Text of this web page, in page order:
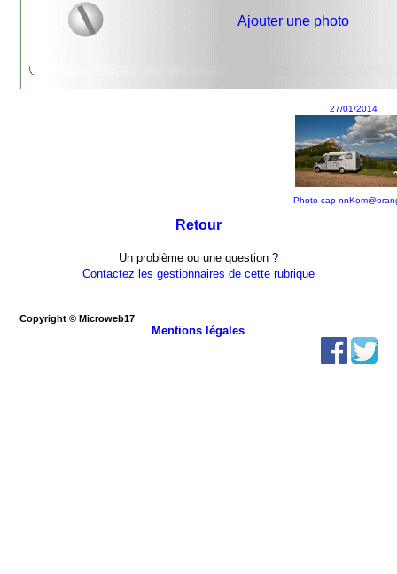
Ajouter une photo
27/01/2014
Photo cap-
Retour
Un problème ou une question ?
Contactez les gestionnaires de cette rubrique
Copyright © Microweb17
Mentions légales